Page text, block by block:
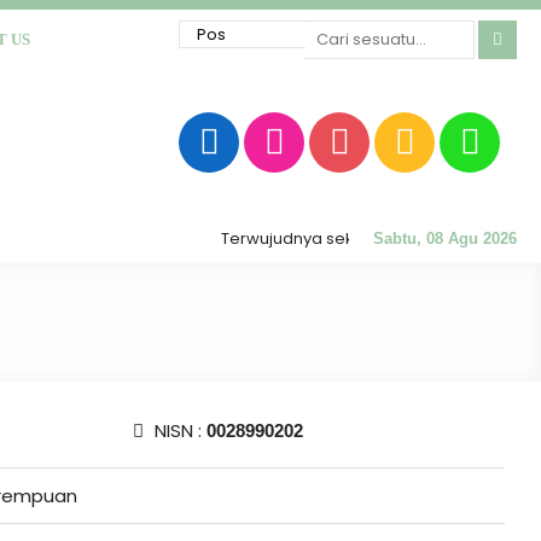
US
Sabtu, 08 Agu 2026
Terwujudnya sekolah RATU (Religius,
NISN : 0028990202